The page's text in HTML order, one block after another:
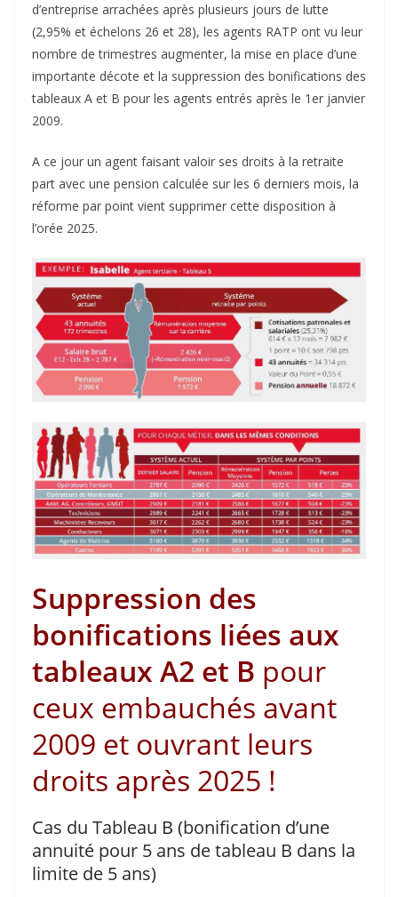
d’entreprise arrachées après plusieurs jours de lutte
(2,95% et échelons 26 et 28), les agents RATP ont vu leur
nombre de trimestres augmenter, la mise en place d’une
importante décote et la suppression des bonifications des
tableaux A et B pour les agents entrés après le 1er janvier
2009.
A ce jour un agent faisant valoir ses droits à la retraite
part avec une pension calculée sur les 6 derniers mois, la
réforme par point vient supprimer cette disposition à
l’orée 2025.
Suppression des
bonifications liées aux
tableaux A2 et B pour
ceux embauchés avant
2009 et ouvrant leurs
droits après 2025 !
Cas du Tableau B (bonification d’une
annuité pour 5 ans de tableau B dans la
limite de 5 ans)